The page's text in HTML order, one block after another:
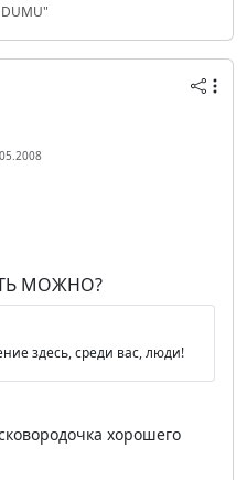
МОЖНО?
здесь, среди вас, люди!
хорошего